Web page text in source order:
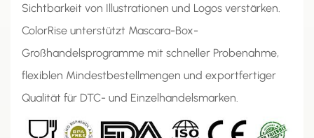
Sichtbarkeit von Illustrationen und Logos verstärken.
ColorRise unterstützt Mascara-Box-
Großhandelsprogramme mit schneller Probenahme,
flexiblen Mindestbestellmengen und exportfertiger
Qualität für DTC- und Einzelhandelsmarken.